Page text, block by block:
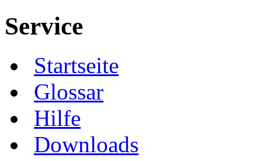
Service
Startseite
Glossar
Hilfe
Downloads